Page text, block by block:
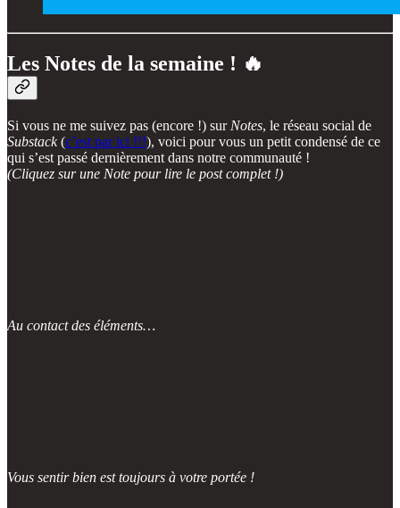
Les Notes de la semaine ! 🔥
Si vous ne me suivez pas (encore !) sur Notes, le réseau social de
Substack(c’est par ici !!!), voici pour vous un petit condensé de ce
qui s’est passé dernièrement dans notre communauté !
(Cliquez sur une Note pour lire le post complet !)
Au contact des éléments…
Vous sentir bien est toujours à votre portée !